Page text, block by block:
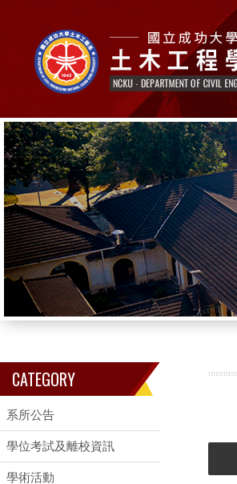
CATEGORY
系所公告
學位考試及離校資訊
學術活動